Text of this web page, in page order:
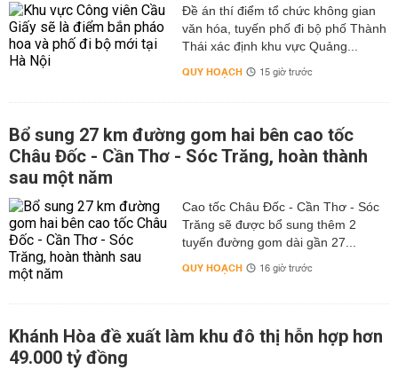
Đề án thí điểm tổ chức không gian
văn hóa, tuyến phố đi bộ phố Thành
Thái xác định khu vực Quảng...
QUY HOẠCH 15 giờ trước
Bổ sung 27 km đường gom hai bên cao tốc
Châu Đốc - Cần Thơ - Sóc Trăng, hoàn thành
sau một năm
Cao tốc Châu Đốc - Cần Thơ - Sóc
Trăng sẽ được bổ sung thêm 2
tuyến đường gom dài gần 27...
QUY HOẠCH 16 giờ trước
Khánh Hòa đề xuất làm khu đô thị hỗn hợp hơn
49.000 tỷ đồng